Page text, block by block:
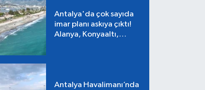
Antalya'da çok sayıda
imar planı askıya çıktı!
Alanya, Konyaaltı,
Antalya Havalimanı’nda